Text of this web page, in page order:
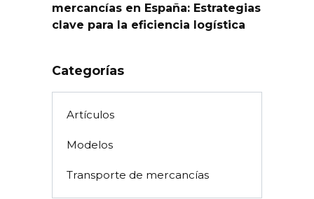
mercancías en España: Estrategias
clave para la eficiencia logística
Categorías
Artículos
Modelos
Transporte de mercancías